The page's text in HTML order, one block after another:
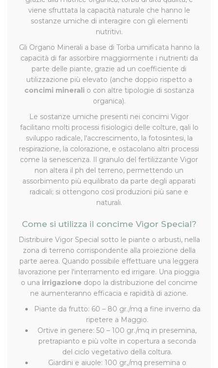
viene sfruttata la capacità naturale che hanno le
sostanze umiche di interagire con gli elementi
nutritivi.
Gli Organo Minerali a base di Torba umificata hanno la
capacità di far assorbire maggiormente i nutrienti da
parte delle piante, grazie ad un coefficiente di
utilizzazione più elevato (anche doppio rispetto a
concimi minerali o con altre tipologie di sostanza
organica).
Le sostanze umiche presenti nei concimi Vigor
facilitano molti processi fisiologici delle colture, qali lo
sviluppo radicale, l'accrescimento, la fotosintesi, la
respirazione, la colorazione, e ostacolano altri processi
come la senescenza. Il granulo del fertilizzante Vigor
non altera il ph del terreno, permettendo un
assorbimento più equilibrato da parte degli apparati
radicali; si ottengono così produzioni più sane e
naturali.
Come si utilizza il concime Vigor Special?
Distribuire Vigor Special sotto le piante o arbusti, nella
zona di terreno corrispondente alla proiezione della
parte aerea. Quando possibile effettuare una leggera
lavorazione per l'interramento ed irrigare. Una pioggia
o una irrigazione dopo la distribuzione del concime
ne aumenteranno efficacia e rapidità di azione.
Piante da frutto: 60 – 80 gr./mq a fine inverno da
ripetere a Maggio.
Ortive in genere: 50 – 100 gr./mq in presemina,
pretrapianto e più volte in copertura a seconda
del ciclo vegetativo della coltura.
Giardini e aiuole: 100 gr,/mq presemina o